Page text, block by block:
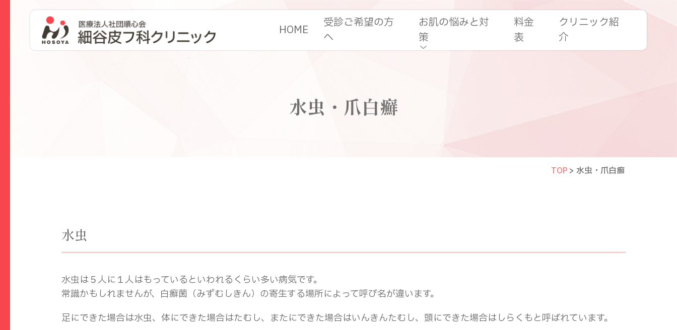
HOME
受診ご希望の方
へ
お肌の悩みと対
策
料金
表
クリニック紹
介
水虫・爪白癬
TOP > 水虫・爪白癬
水虫
水虫は５人に１人はもっているといわれるくらい多い病気です。
常識かもしれませんが、白癬菌（みずむしきん）の寄生する場所によって呼び名が違います。
足にできた場合は水虫、体にできた場合はたむし、またにできた場合はいんきんたむし、頭にできた場合はしらくもと呼ばれています。